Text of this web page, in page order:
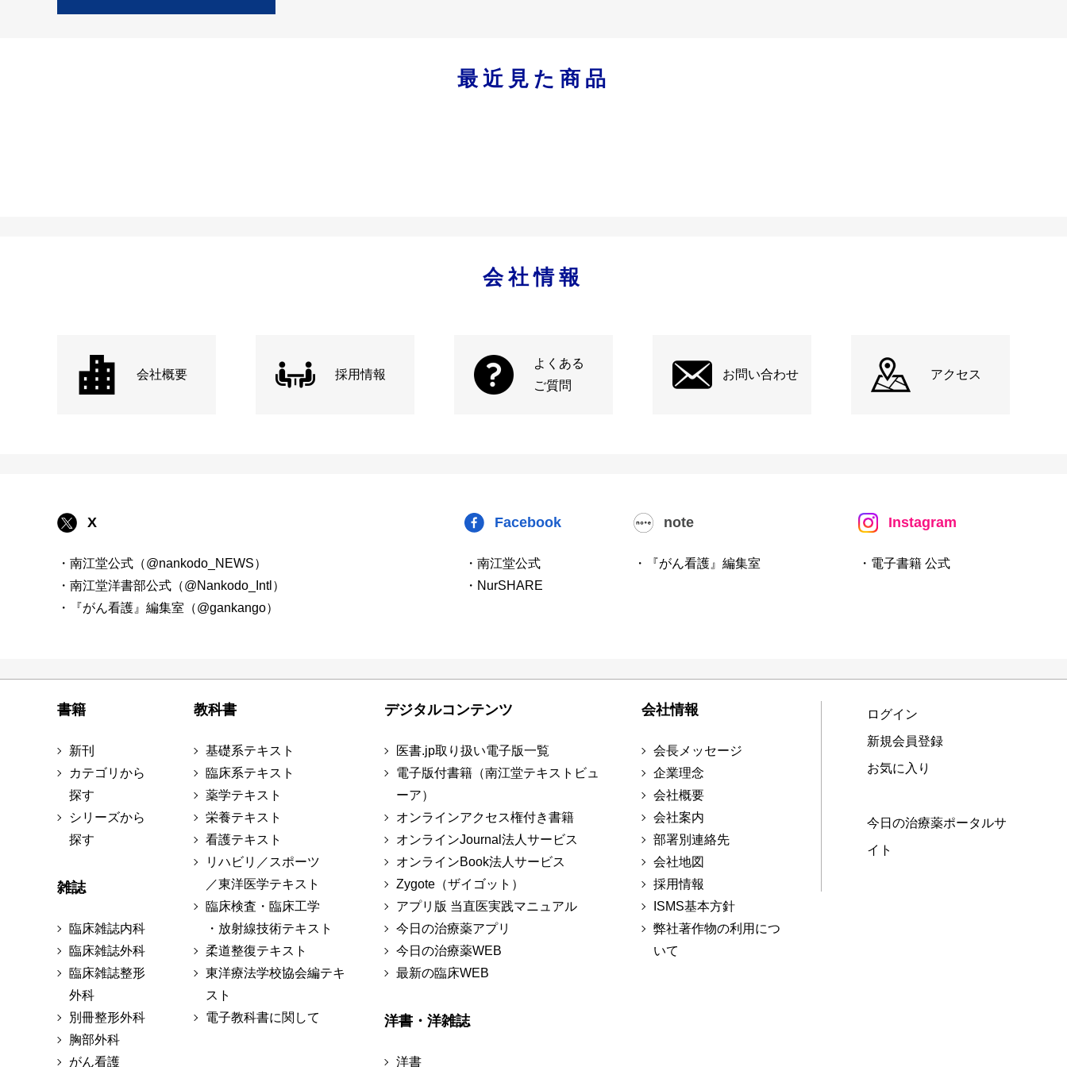
最近見た商品
会社情報
会社概要 採用情報
よくある
ご質問
お問い合わせ アクセス
X
・南江堂公式（@nankodo_NEWS）
・南江堂洋書部公式（@Nankodo_Intl）
・『がん看護』編集室（@gankango）
Facebook
・南江堂公式
・NurSHARE
note
・『がん看護』編集室
Instagram
・電子書籍 公式
書籍
新刊
カテゴリから
探す
シリーズから
探す
雑誌
臨床雑誌内科
臨床雑誌外科
臨床雑誌整形
外科
別冊整形外科
胸部外科
がん看護
教科書
基礎系テキスト
臨床系テキスト
薬学テキスト
栄養テキスト
看護テキスト
リハビリ／スポーツ
／東洋医学テキスト
臨床検査・臨床工学
・放射線技術テキスト
柔道整復テキスト
東洋療法学校協会編テキ
スト
電子教科書に関して
デジタルコンテンツ
医書.jp取り扱い電子版一覧
電子版付書籍（南江堂テキストビュ
ーア）
オンラインアクセス権付き書籍
オンラインJournal法人サービス
オンラインBook法人サービス
Zygote（ザイゴット）
アプリ版 当直医実践マニュアル
今日の治療薬アプリ
今日の治療薬WEB
最新の臨床WEB
洋書・洋雑誌
洋書
会社情報
会長メッセージ
企業理念
会社概要
会社案内
部署別連絡先
会社地図
採用情報
ISMS基本方針
弊社著作物の利用につ
いて
ログイン
新規会員登録
お気に入り
今日の治療薬ポータルサ
イト